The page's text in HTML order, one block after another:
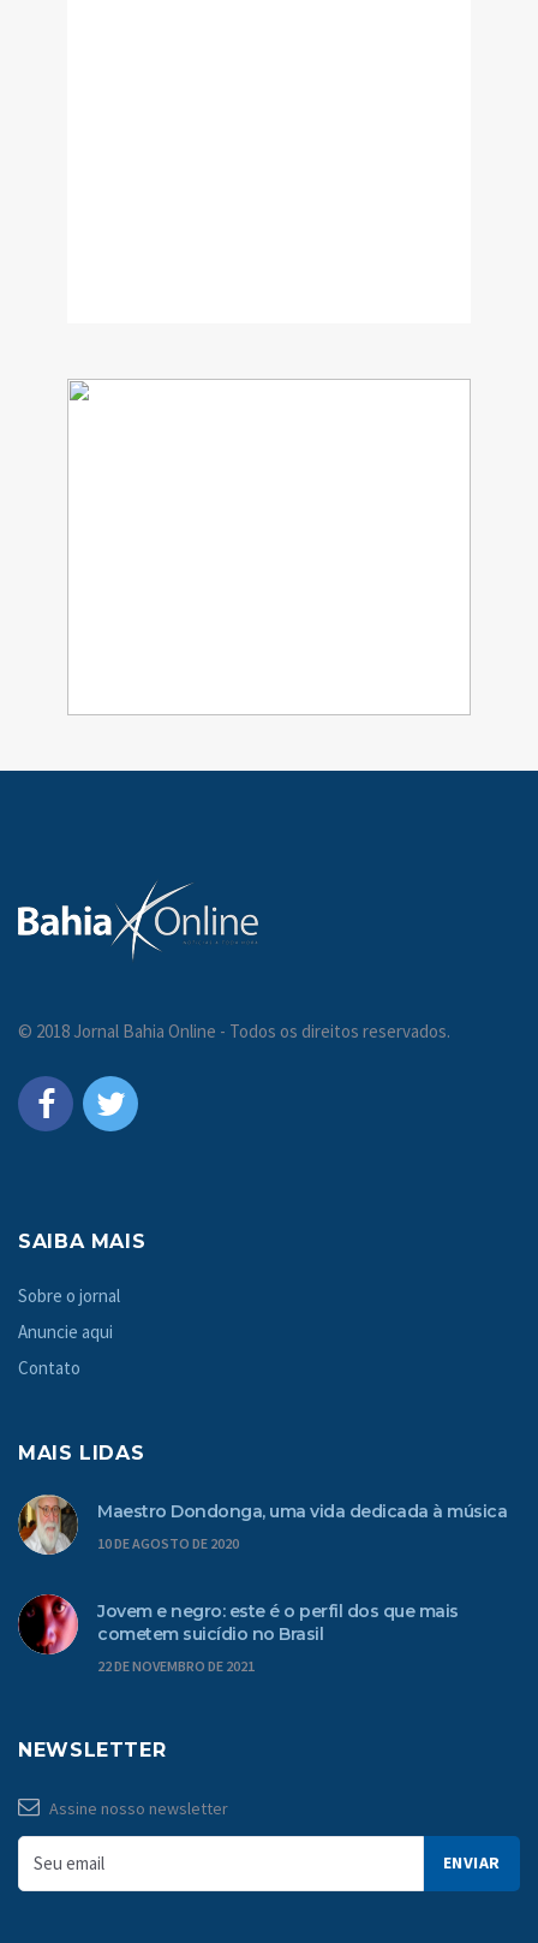
© 2018 Jornal Bahia Online - Todos os direitos reservados.
SAIBA MAIS
Sobre o jornal
Anuncie aqui
Contato
MAIS LIDAS
Maestro Dondonga, uma vida dedicada à música
10 DE AGOSTO DE 2020
Jovem e negro: este é o perfil dos que mais
cometem suicídio no Brasil
22 DE NOVEMBRO DE 2021
NEWSLETTER
Assine nosso newsletter